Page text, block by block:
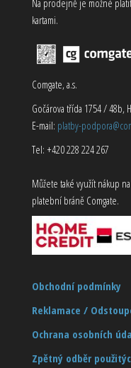
kartami.
Comgate, a.s.
Gočárova třída 1754 / 48b,
E-mail: platby-
Tel: +420 228 224 267
Můžete také využít nákup
platební bráně Comgate.
Obchodní podmínky
Reklamace /
Ochrana osobních
Zpětný odběr